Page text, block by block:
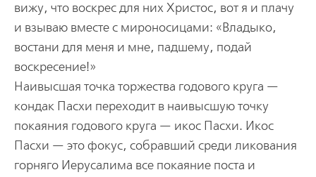
вижу, что воскрес для них Христос, вот я и плачу
и взываю вместе с мироносицами: «Владыко,
востани для меня и мне, падшему, подай
воскресение!»
Наивысшая точка торжества годового круга —
кондак Пасхи переходит в наивысшую точку
покаяния годового круга — икос Пасхи. Икос
Пасхи — это фокус, собравший среди ликования
горняго Иерусалима все покаяние поста и